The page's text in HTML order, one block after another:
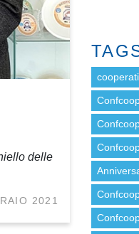
delle
2021